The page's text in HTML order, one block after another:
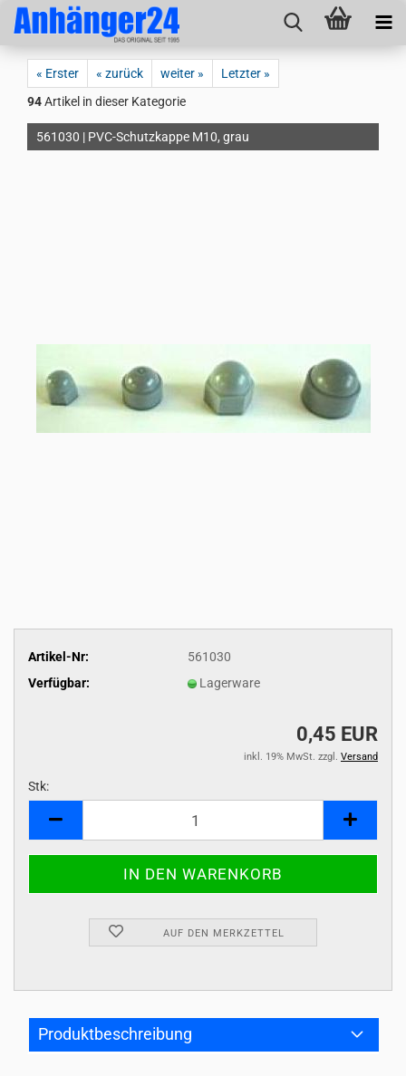
« Erster « zurück weiter »
Letzter »
94Artikel in dieser Kategorie
561030 | PVC-Schutzkappe M10, grau
Artikel-Nr:
561030
Verfügbar:
Lagerware
0,45 EUR
inkl. 19% MwSt. zzgl. Versand
Stk:
AUF DEN MERKZETTEL
Produktbeschreibung